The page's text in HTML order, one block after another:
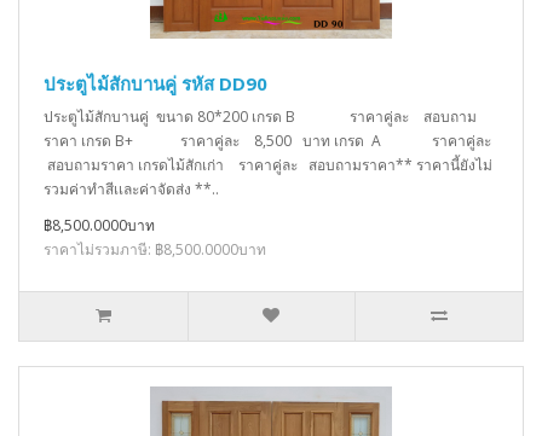
ประตูไม้สักบานคู่ รหัส DD90
ประตูไม้สักบานคู่ ขนาด 80*200 เกรด B ราคาคู่ละ สอบถาม
ราคา เกรด B+ ราคาคู่ละ 8,500 บาท เกรด A ราคาคู่ละ
สอบถามราคา เกรดไม้สักเก่า ราคาคู่ละ สอบถามราคา** ราคานี้ยังไม่
รวมค่าทำสีเเละค่าจัดส่ง **..
฿8,500.0000บาท
ราคาไม่รวมภาษี: ฿8,500.0000บาท